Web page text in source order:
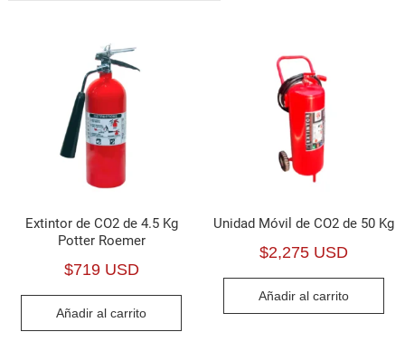
Extintor de CO2 de 4.5 Kg
Potter Roemer
$719 USD
Añadir al carrito
Unidad Móvil de CO2 de 50 Kg
$2,275 USD
Añadir al carrito